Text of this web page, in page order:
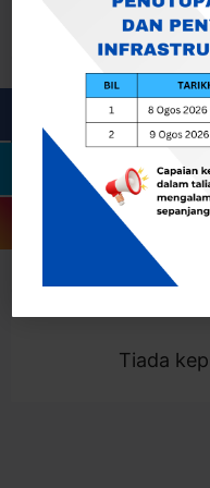
Showing 0
Tiada